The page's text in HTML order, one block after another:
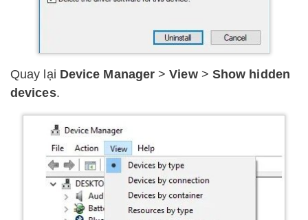
Quay lại Device Manager > View > Show hidden
devices.